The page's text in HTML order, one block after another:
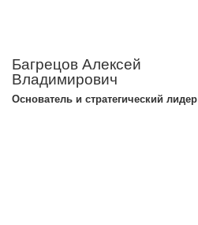
Багрецов Алексей
Владимирович
Основатель и стратегический лидер